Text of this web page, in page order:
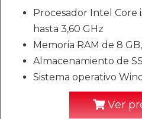
Procesador Intel Core
hasta 3,60 GHz
Memoria RAM de 8
Almacenamiento de
Sistema operativo
Ver